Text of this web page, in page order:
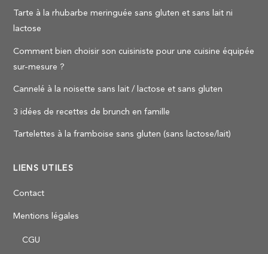
Tarte à la rhubarbe meringuée sans gluten et sans lait ni
lactose
Comment bien choisir son cuisiniste pour une cuisine équipée
sur-mesure ?
Cannelé à la noisette sans lait / lactose et sans gluten
3 idées de recettes de brunch en famille
Tartelettes à la framboise sans gluten (sans lactose/lait)
LIENS UTILES
Contact
Mentions légales
CGU